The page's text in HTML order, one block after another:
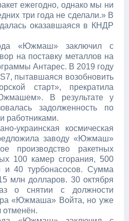
ежегодно, однако мы ни
три года не сделали.» В
оказавшаяся в КНДР
«Южмаш» заключил с
на поставку металлов на
Антарес. В 2019 году
пытавшаяся возобновить
старт», прекратила
В результате у
задолженность по
работниками.
украинская космическая
заводу «Южмаш»
производство ракетных
100 камер сгорания, 500
и 40 турбонасосов. Сумма
млн долларов. 30 октября
о снятии с должности
«Южмаша» Войта, но уже
отменён.